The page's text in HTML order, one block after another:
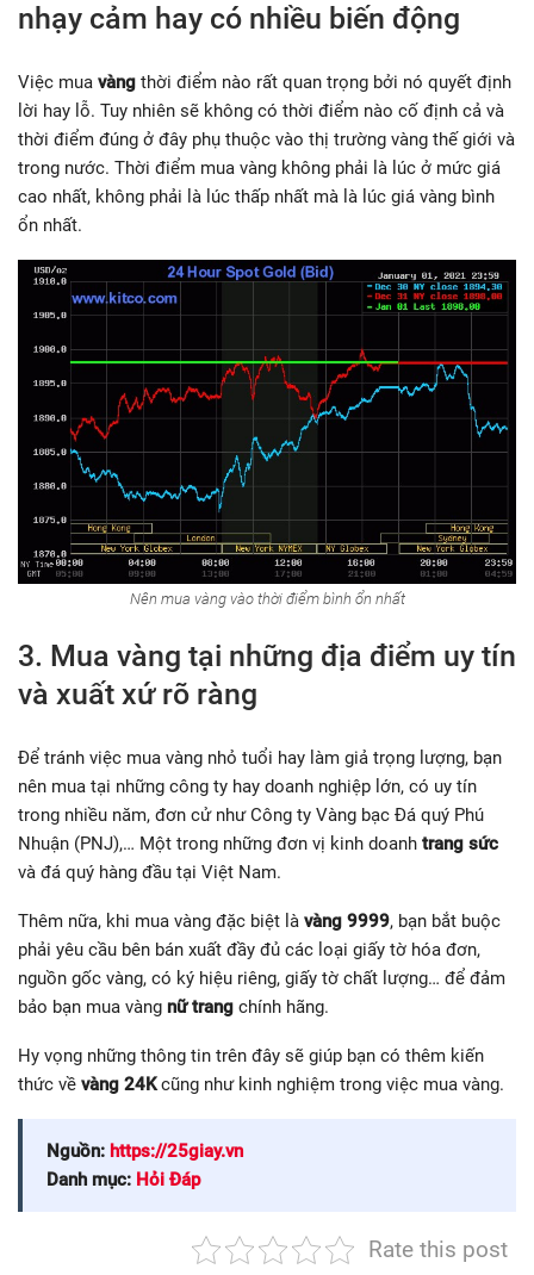
nhạy cảm hay có nhiều biến động
Việc mua vàng thời điểm nào rất quan trọng bởi nó quyết định
lời hay lỗ. Tuy nhiên sẽ không có thời điểm nào cố định cả và
thời điểm đúng ở đây phụ thuộc vào thị trường vàng thế giới và
trong nước. Thời điểm mua vàng không phải là lúc ở mức giá
cao nhất, không phải là lúc thấp nhất mà là lúc giá vàng bình
ổn nhất.
Nên mua vàng vào thời điểm bình ổn nhất
3. Mua vàng tại những địa điểm uy tín
và xuất xứ rõ ràng
Để tránh việc mua vàng nhỏ tuổi hay làm giả trọng lượng, bạn
nên mua tại những công ty hay doanh nghiệp lớn, có uy tín
trong nhiều năm, đơn cử như Công ty Vàng bạc Đá quý Phú
Nhuận (PNJ),… Một trong những đơn vị kinh doanh trang sức
và đá quý hàng đầu tại Việt Nam.
Thêm nữa, khi mua vàng đặc biệt là vàng 9999, bạn bắt buộc
phải yêu cầu bên bán xuất đầy đủ các loại giấy tờ hóa đơn,
nguồn gốc vàng, có ký hiệu riêng, giấy tờ chất lượng… để đảm
bảo bạn mua vàng nữ trang chính hãng.
Hy vọng những thông tin trên đây sẽ giúp bạn có thêm kiến
thức về vàng 24Kcũng như kinh nghiệm trong việc mua vàng.
Nguồn: https://25giay.vn
Danh mục: Hỏi Đáp
Rate this post